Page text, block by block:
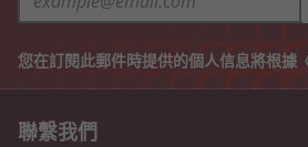
您在訂閱此郵件時提供的個人信息將根據
聯繫我們